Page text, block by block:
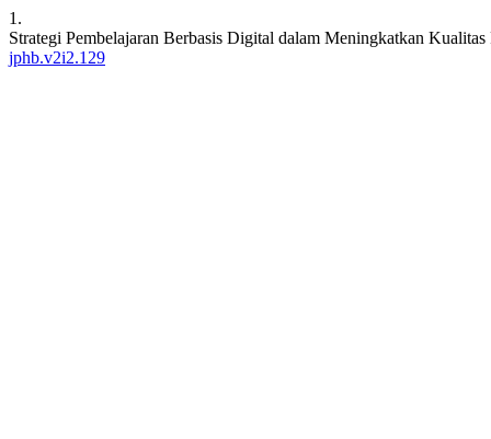
1.
Strategi Pembelajaran Berbasis Digital dalam Meningkatkan
jphb.v2i2.129